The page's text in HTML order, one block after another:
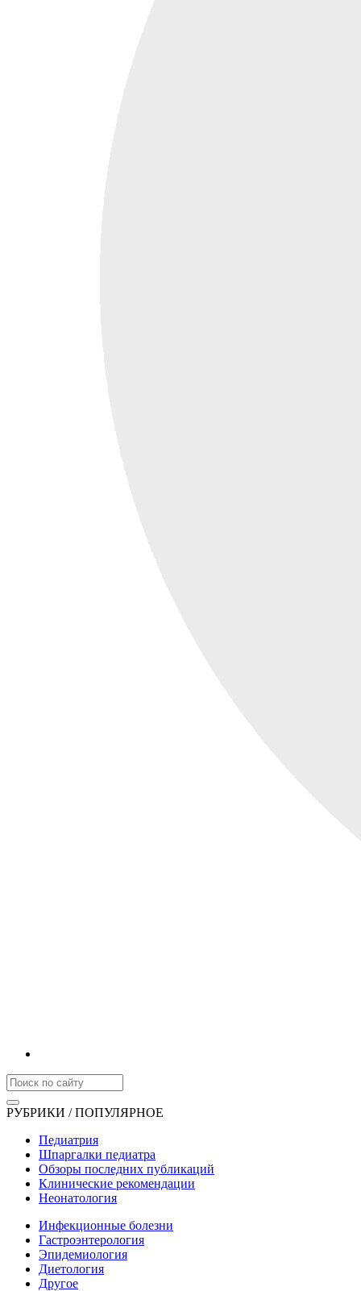
РУБРИКИ / ПОПУЛЯРНОЕ
Педиатрия
Шпаргалки педиатра
Обзоры последних публикаций
Клинические рекомендации
Неонатология
Инфекционные болезни
Гастроэнтерология
Эпидемиология
Диетология
Другое